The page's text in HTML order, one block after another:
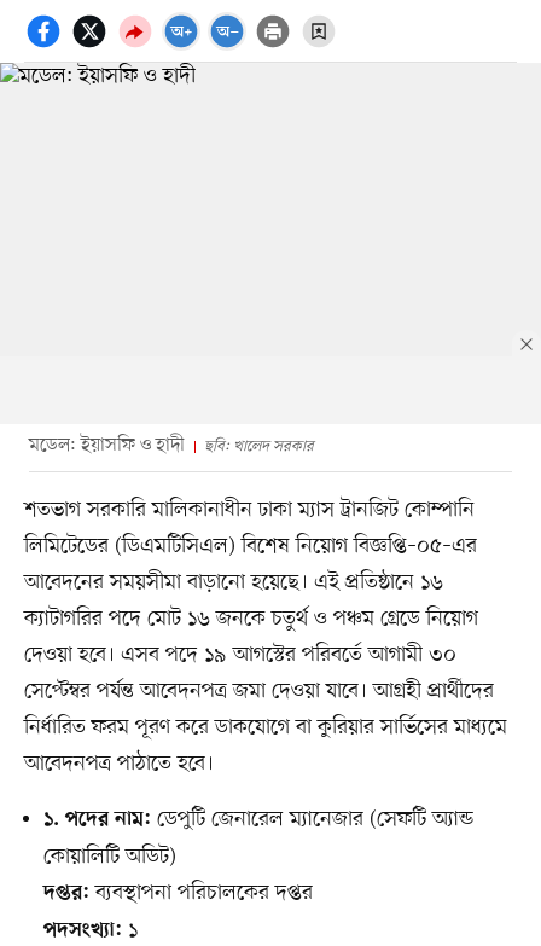
মডেল: ইয়াসফি ও হাদী ছবি: খালেদ সরকার
শতভাগ সরকারি মালিকানাধীন ঢাকা ম্যাস ট্রানজিট কোম্পানি
লিমিটেডের (ডিএমটিসিএল) বিশেষ নিয়োগ বিজ্ঞপ্তি–০৫–এর
আবেদনের সময়সীমা বাড়ানো হয়েছে। এই প্রতিষ্ঠানে ১৬
ক্যাটাগরির পদে মোট ১৬ জনকে চতুর্থ ও পঞ্চম গ্রেডে নিয়োগ
দেওয়া হবে। এসব পদে ১৯ আগস্টের পরিবর্তে আগামী ৩০
সেপ্টেম্বর পর্যন্ত আবেদনপত্র জমা দেওয়া যাবে। আগ্রহী প্রার্থীদের
নির্ধারিত ফরম পূরণ করে ডাকযোগে বা কুরিয়ার সার্ভিসের মাধ্যমে
আবেদনপত্র পাঠাতে হবে।
১. পদের নাম: ডেপুটি জেনারেল ম্যানেজার (সেফটি অ্যান্ড
কোয়ালিটি অডিট)
দপ্তর: ব্যবস্থাপনা পরিচালকের দপ্তর
পদসংখ্যা: ১